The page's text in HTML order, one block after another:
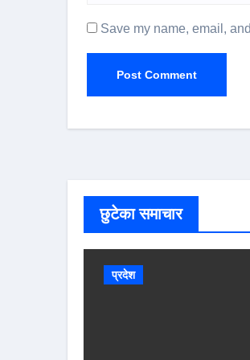
Save my name, email,
छुटेका समाचार
प्रदेश